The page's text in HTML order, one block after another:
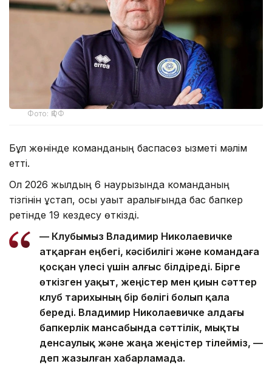
Фото: ҚФФ
Бұл жөнінде команданың баспасөз қызметі мәлім
етті.
Ол 2026 жылдың 6 наурызында команданың
тізгінін ұстап, осы уақыт аралығында бас бапкер
ретінде 19 кездесу өткізді.
— Клубымыз Владимир Николаевичке
атқарған еңбегі, кәсібилігі және командаға
қосқан үлесі үшін алғыс білдіреді. Бірге
өткізген уақыт, жеңістер мен қиын сәттер
клуб тарихының бір бөлігі болып қала
береді. Владимир Николаевичке алдағы
бапкерлік мансабында сәттілік, мықты
денсаулық және жаңа жеңістер тілейміз, —
деп жазылған хабарламада.